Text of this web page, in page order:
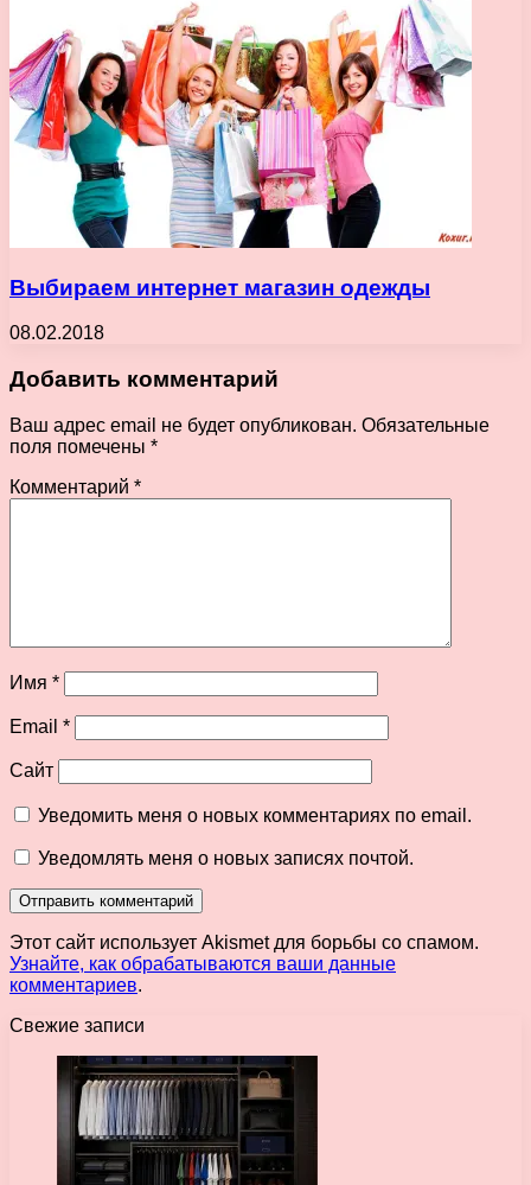
Выбираем интернет магазин одежды
08.02.2018
Добавить комментарий
Ваш адрес email не будет опубликован. Обязательные
поля помечены *
Комментарий *
Имя *
Email *
Сайт
Уведомить меня о новых комментариях по email.
Уведомлять меня о новых записях почтой.
Этот сайт использует Akismet для борьбы со спамом.
Узнайте, как обрабатываются ваши данные
комментариев.
Свежие записи